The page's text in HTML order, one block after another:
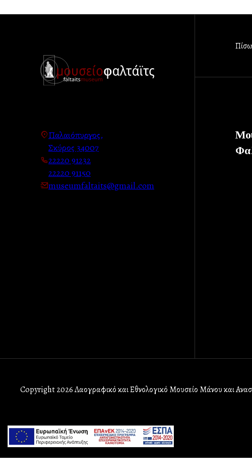
Παλαιόπυργος,
Σκύρος 34007
22220 91232
22220 91150
museumfaltaits@gmail.com
Copyright 2026 Λαογραφικό και Εθνολογικό Μουσείο Μάνου και
userway